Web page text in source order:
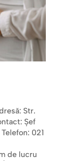
Str.
Șef
021
de lucru